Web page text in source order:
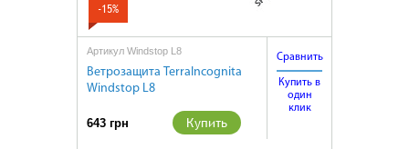
-15%
Артикул Windstop L8
Ветрозащита TerraIncognita
Windstop L8
643 грн Купить
Сравнить
Купить в
один
клик